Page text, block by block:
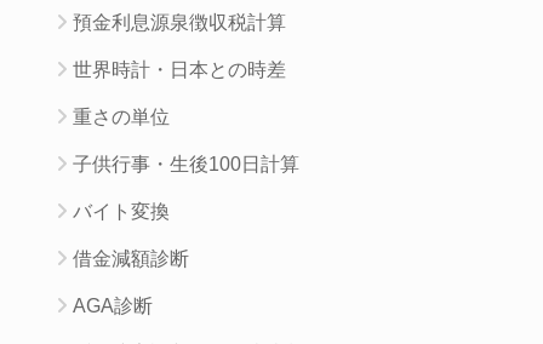
預金利息源泉徴収税計算
世界時計・日本との時差
重さの単位
子供行事・生後100日計算
バイト変換
借金減額診断
AGA診断